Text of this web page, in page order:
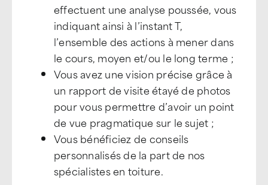
effectuent une analyse poussée, vous
indiquant ainsi à l’instant T,
l’ensemble des actions à mener dans
le cours, moyen et/ou le long terme ;
Vous avez une vision précise grâce à
un rapport de visite étayé de photos
pour vous permettre d’avoir un point
de vue pragmatique sur le sujet ;
Vous bénéficiez de conseils
personnalisés de la part de nos
spécialistes en toiture.